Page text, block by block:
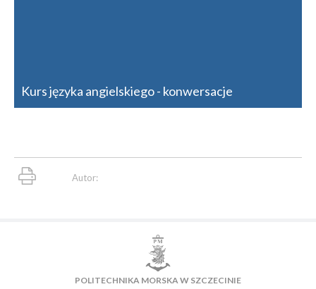
Kurs języka angielskiego - konwersacje
Autor:
POLITECHNIKA MORSKA W SZCZECINIE